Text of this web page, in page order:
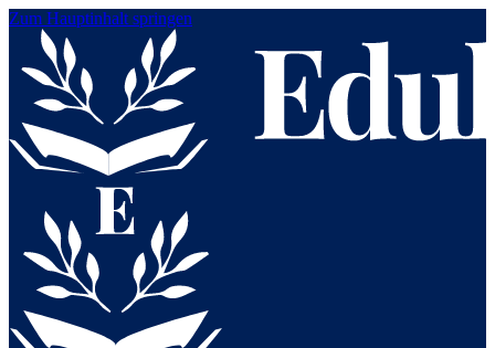
Zum Hauptinhalt springen